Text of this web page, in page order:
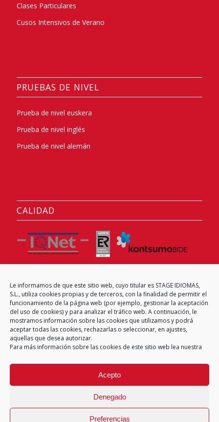
Le informamos de que este sitio web, cuyo titular es STAGE IDIOMAS,
S.L., utiliza cookies propias y de terceros, con la finalidad de permitir el
funcionamiento de la página web (por ejemplo, gestionar la aceptación
del uso de cookies) y para analizar el tráfico web. A continuación, le
mostramos información sobre las cookies que utilizamos y podrá
aceptar todas las cookies, rechazarlas o seleccionar, en ajustes,
aquellas que desea autorizar.
Para más información sobre las cookies de este sitio web lea nuestra
Acepto
Denegado
Preferencias
Clases Particulares
Cusos Intensivos de Verano
PRUEBAS DE NIVEL
Prueba de nivel euskera
Prueba de nivel inglés
Prueba de nivel alemán
CALIDAD
CENTRO EXAMINADOR